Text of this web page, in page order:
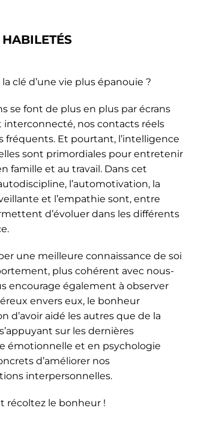
clé d’une vie plus épanouie ?
se font de plus en plus par écrans
nos contacts réels
Et pourtant, l’intelligence
sont primordiales pour entretenir
famille et au travail. Dans cet
l’automotivation, la
et l’empathie sont, entre
d’évoluer dans les différents
une meilleure connaissance de soi
plus cohérent avec nous-
encourage également à observer
envers eux, le bonheur
d’avoir aidé les autres que de la
sur les dernières
émotionnelle et en psychologie
d’améliorer nos
interpersonnelles.
récoltez le bonheur !